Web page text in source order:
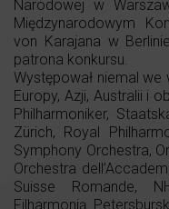
Narodowej w
Międzynarodowym
von Karajana w
patrona konkursu.
Występował niemal
Europy, Azji, Australii i
Philharmoniker,
Zürich, Royal
Symphony Orchestra,
Orchestra
Suisse Romande,
Filharmonią